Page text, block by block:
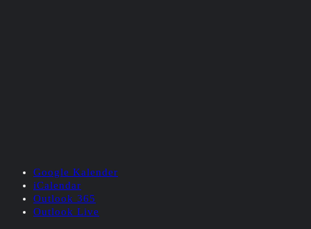
Google Kalender
iCalendar
Outlook 365
Outlook Live